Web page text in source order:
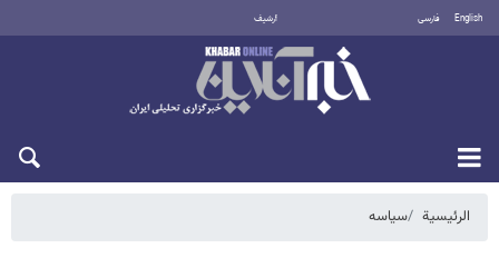
English فارسی أرشيف
الرئيسية سیاسه